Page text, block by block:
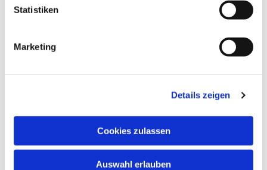
Statistiken
Marketing
Details zeigen
Cookies zulassen
Auswahl erlauben